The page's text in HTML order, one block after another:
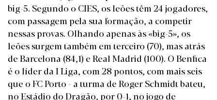
big-5. Segundo o CIES, os leões têm 24 jogadores,
com passagem pela sua formação, a competir
nessas provas. Olhando apenas às «big-5», os
leões surgem também em terceiro (70), mas atrás
de Barcelona (84,1) e Real Madrid (100). O Benfica
é o líder da I Liga, com 28 pontos, com mais seis
que o FC Porto -a turma de Roger Schmidt bateu,
no Estádio do Dragão, por 0-1, no jogo de